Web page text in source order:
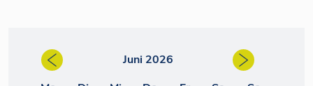
Juni 2026